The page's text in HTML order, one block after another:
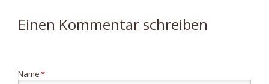
Einen Kommentar schreiben
Pflichtfeld
Name*